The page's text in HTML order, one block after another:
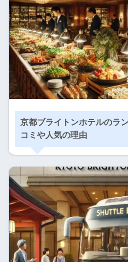
京都ブライトンホテルのラ
コミや人気の理由